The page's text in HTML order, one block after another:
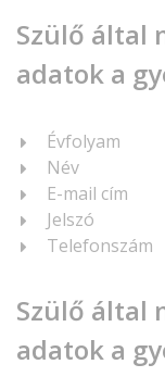
Szülő által
adatok a
Évfolyam
Név
E-mail cím
Jelszó
Telefonszám
Szülő által
adatok a